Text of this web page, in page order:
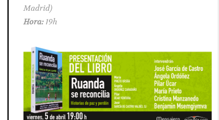
Madrid)
Hora:19h